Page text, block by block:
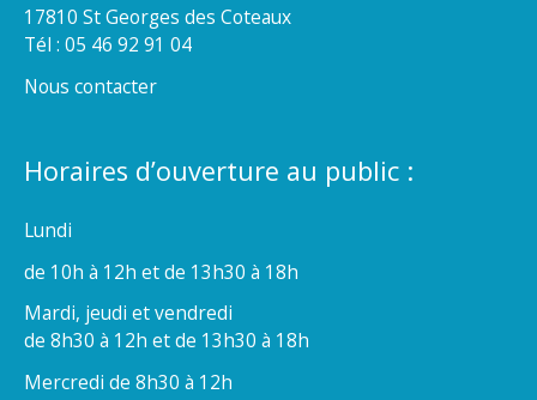
17810 St Georges des Coteaux
Tél : 05 46 92 91 04
Nous contacter
Horaires d’ouverture au public :
Lundi
de 10h à 12h et de 13h30 à 18h
Mardi, jeudi et vendredi
de 8h30 à 12h et de 13h30 à 18h
Mercredi de 8h30 à 12h